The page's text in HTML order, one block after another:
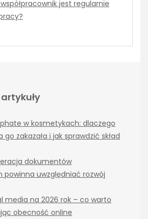
jest regularnie
w kosmetykach: dlaczego
go zakazała i jak sprawdzić skład
dokumentów
powinna uwzględniać rozwój
media na 2026 rok – co warto
obecność online